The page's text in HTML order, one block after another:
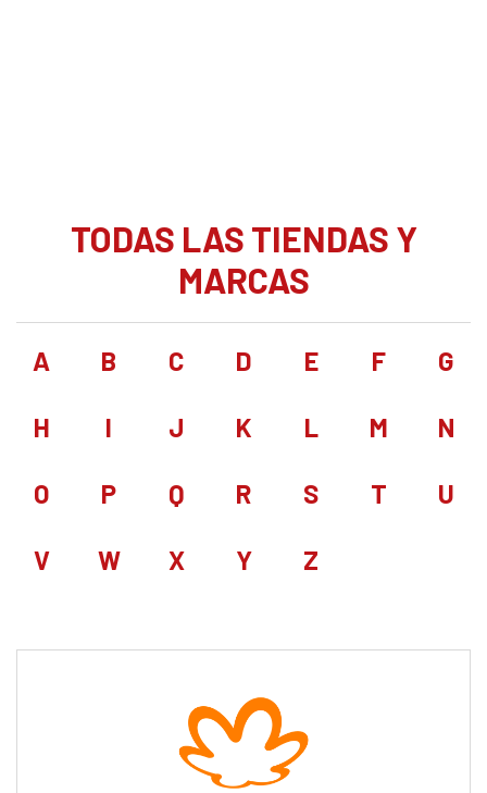
TODAS LAS TIENDAS Y
MARCAS
A B C D E F G
H I J K L M N
O P Q R S T U
V W X Y Z